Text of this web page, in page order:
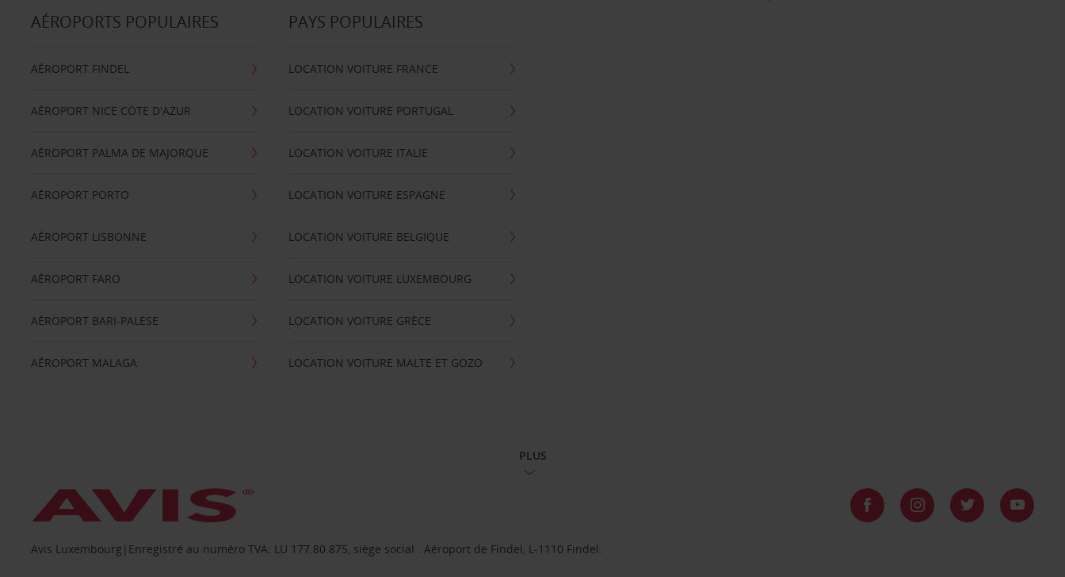
AÉROPORTS POPULAIRES
AÉROPORT FINDEL
AÉROPORT NICE CÖTE D'AZUR
AÉROPORT PALMA DE MAJORQUE
AÉROPORT PORTO
AÉROPORT LISBONNE
AÉROPORT FARO
AÉROPORT BARI-PALESE
AÉROPORT MALAGA
PAYS POPULAIRES
LOCATION VOITURE FRANCE
LOCATION VOITURE PORTUGAL
LOCATION VOITURE ITALIE
LOCATION VOITURE ESPAGNE
LOCATION VOITURE BELGIQUE
LOCATION VOITURE LUXEMBOURG
LOCATION VOITURE GRÈCE
LOCATION VOITURE MALTE ET GOZO
PLUS
Avis Luxembourg|Enregistré au numéro TVA: LU 177.80.875, siège social : Aéroport de Findel, L-1110 Findel.